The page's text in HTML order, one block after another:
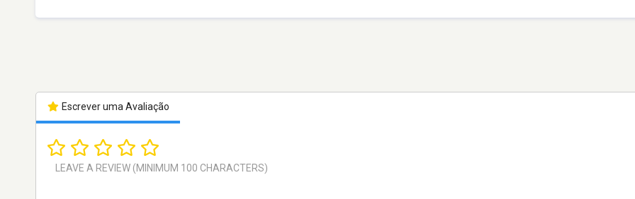
Escrever uma Avaliação